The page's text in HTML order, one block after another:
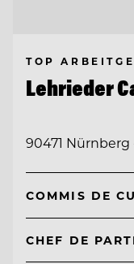
TOP
Lehrieder
90471
COMMIS DE
CHEF DE